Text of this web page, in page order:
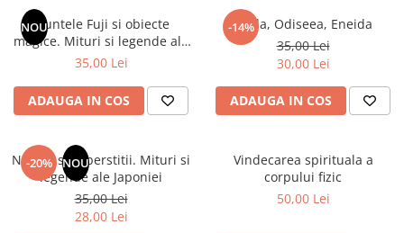
Numerologie
Paranormal
Parapsihologie
Ramtha
Audiobook
ReConnect
Religie
Crestinism
ScienceConnection
NOUMuntele Fuji si obiecte
magice. Mituri si legende ale
Japoniei
35,00 Lei
ADAUGA IN COS
-14%
Iliada, Odiseea, Eneida
35,00 Lei
30,00 Lei
ADAUGA IN COS
-20% NOU
Natura si superstitii. Mituri si
legende ale Japoniei
35,00 Lei
28,00 Lei
Vindecarea spirituala a
corpului fizic
50,00 Lei